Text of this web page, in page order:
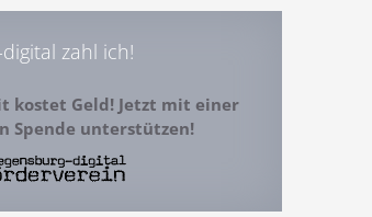
zahl ich!
kostet Geld! Jetzt mit einer
Spende unterstützen!